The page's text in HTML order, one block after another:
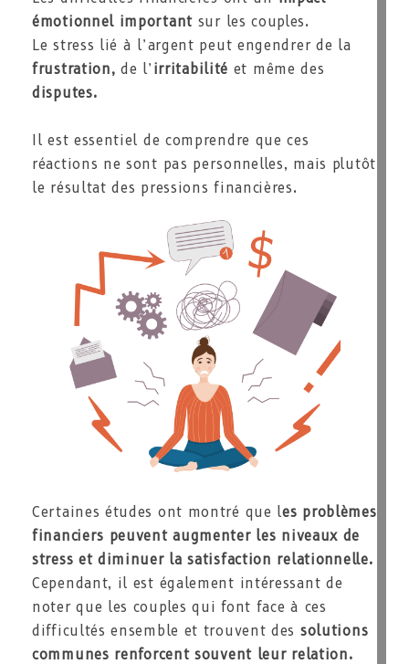
émotionnel important sur les couples.
Le stress lié à l’argent peut engendrer de la
frustration, de l’ irritabilité et même des
disputes.
Il est essentiel de comprendre que ces
réactions ne sont pas personnelles, mais plutôt
le résultat des pressions financières.
Certaines études ont montré que les problèmes
financiers peuvent augmenter les niveaux de
stress et diminuer la satisfaction relationnelle.
Cependant, il est également intéressant de
noter que les couples qui font face à ces
difficultés ensemble et trouvent des solutions
communes renforcent souvent leur relation.